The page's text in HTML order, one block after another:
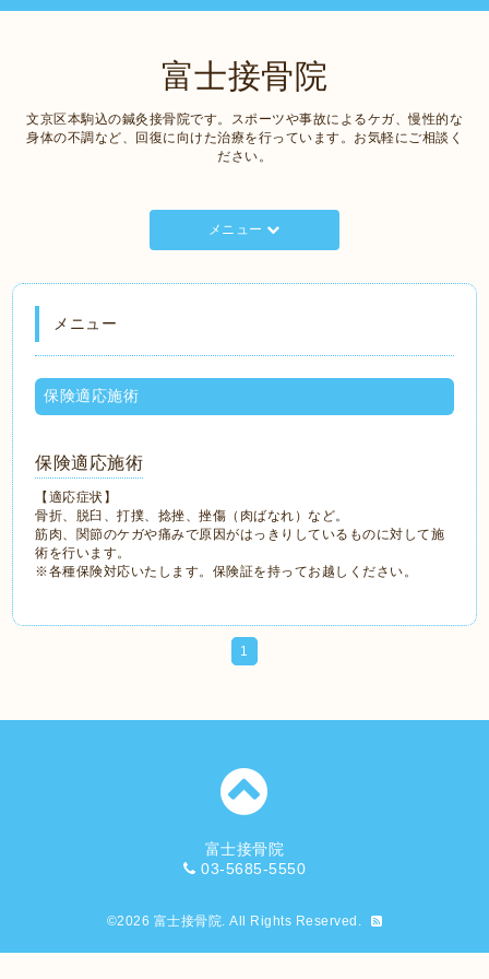
富士接骨院
文京区本駒込の鍼灸接骨院です。スポーツや事故によるケガ、慢性的な
身体の不調など、回復に向けた治療を行っています。お気軽にご相談く
ださい。
メニュー
メニュー
保険適応施術
保険適応施術
【適応症状】
骨折、脱臼、打撲、捻挫、挫傷（肉ばなれ）など。
筋肉、関節のケガや痛みで原因がはっきりしているものに対して施
術を行います。
※各種保険対応いたします。保険証を持ってお越しください。
1
富士接骨院
03-5685-5550
©2026 富士接骨院. All Rights Reserved.